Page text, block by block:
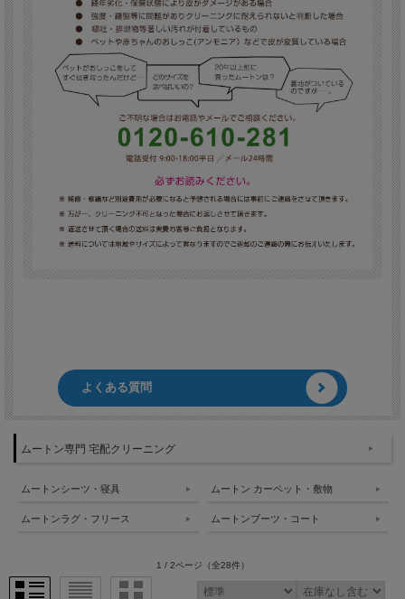
よくある質問
ムートン専門 宅配クリーニング
ムートンシーツ・寝具
ムートンラグ・フリース
ムートン カーペット・敷物
ムートンブーツ・コート
1 / 2ページ （全28件）